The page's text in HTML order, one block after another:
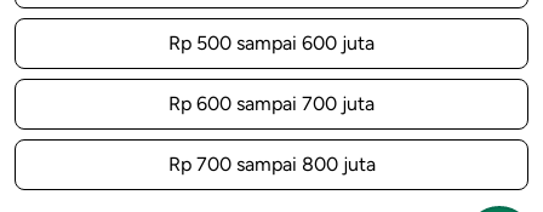
Rp 500 sampai 600 juta
Rp 600 sampai 700 juta
Rp 700 sampai 800 juta